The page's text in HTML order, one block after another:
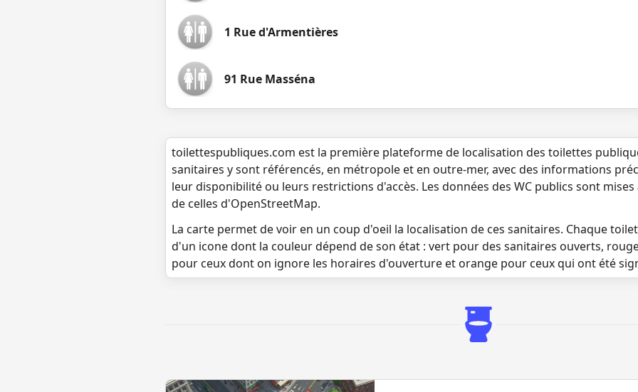
1 Rue d'Armentières
91 Rue Masséna
toilettespubliques.com est la première plateforme de localisation des toilettes
sanitaires y sont référencés, en métropole et en outre-mer, avec des informations
leur disponibilité ou leurs restrictions d'accès. Les données des WC publics sont
de celles d'OpenStreetMap.
La carte permet de voir en un coup d'oeil la localisation de ces sanitaires. Chaque
d'un icone dont la couleur dépend de son état : vert pour des sanitaires ouverts,
pour ceux dont on ignore les horaires d'ouverture et orange pour ceux qui ont été